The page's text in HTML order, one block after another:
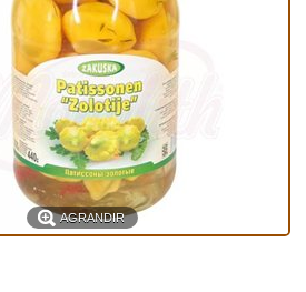
AGRANDIR